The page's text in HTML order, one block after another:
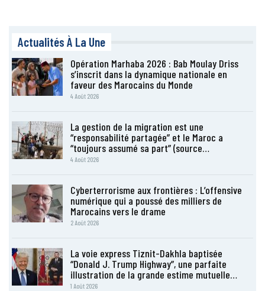
Actualités À La Une
Opération Marhaba 2026 : Bab Moulay Driss
s’inscrit dans la dynamique nationale en
faveur des Marocains du Monde
4 Août 2026
La gestion de la migration est une
“responsabilité partagée” et le Maroc a
“toujours assumé sa part” (source…
4 Août 2026
Cyberterrorisme aux frontières : L’offensive
numérique qui a poussé des milliers de
Marocains vers le drame
2 Août 2026
La voie express Tiznit-Dakhla baptisée
“Donald J. Trump Highway”, une parfaite
illustration de la grande estime mutuelle…
1 Août 2026